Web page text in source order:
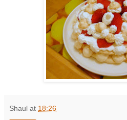
Shaul at 18:26